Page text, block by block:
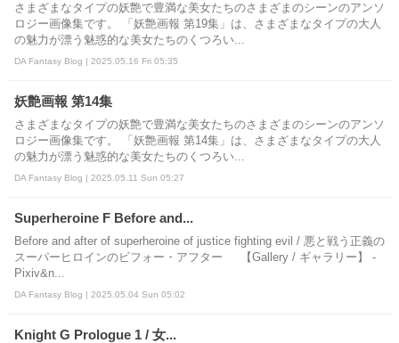
さまざまなタイプの妖艶で豊満な美女たちのさまざまのシーンのアンソ
ロジー画像集です。 「妖艶画報 第19集」は、さまざまなタイプの大人
の魅力が漂う魅惑的な美女たちのくつろい...
DA Fantasy Blog | 2025.05.16 Fri 05:35
妖艶画報 第14集
さまざまなタイプの妖艶で豊満な美女たちのさまざまのシーンのアンソ
ロジー画像集です。 「妖艶画報 第14集」は、さまざまなタイプの大人
の魅力が漂う魅惑的な美女たちのくつろい...
DA Fantasy Blog | 2025.05.11 Sun 05:27
Superheroine F Before and...
Before and after of superheroine of justice fighting evil / 悪と戦う正義の
スーパーヒロインのビフォー・アフター 【Gallery / ギャラリー】 -
Pixiv&n...
DA Fantasy Blog | 2025.05.04 Sun 05:02
Knight G Prologue 1 / 女...